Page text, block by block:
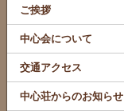
ご挨拶
中心会について
交通アクセス
中心荘からのお知らせ